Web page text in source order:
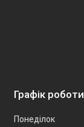
Графік роботи
Понеділок